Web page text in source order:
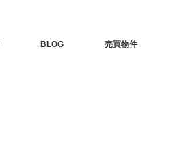
BLOG 売買物件